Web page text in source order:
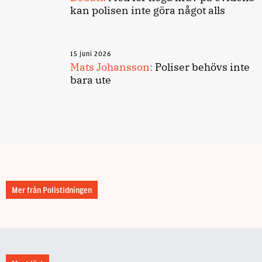
kan polisen inte göra något alls
15 juni 2026
Mats Johansson: Poliser behövs inte
bara ute
Mer från Polistidningen